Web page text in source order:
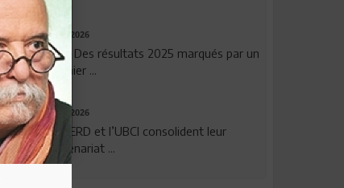
29.07.2026
TSB: Des résultats 2025 marqués par un
premier ...
24.07.2026
La BERD et l’UBCI consolident leur
partenariat ...